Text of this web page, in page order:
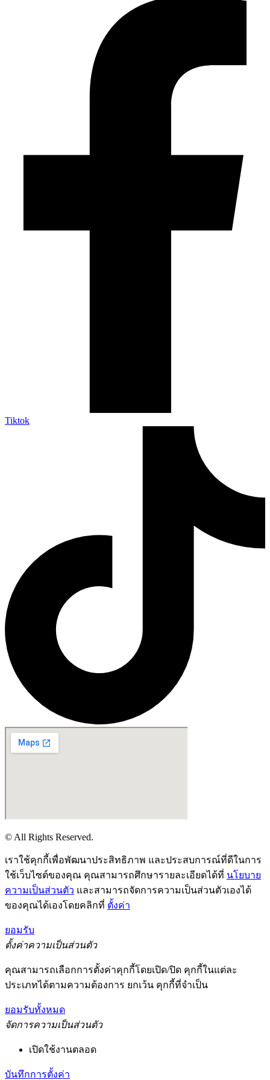
Tiktok
© All Rights Reserved.
เราใช้คุกกี้เพื่อพัฒนาประสิทธิภาพ และประสบการณ์ที่ดีในการ
ใช้เว็บไซต์ของคุณ คุณสามารถศึกษารายละเอียดได้ที่ นโยบาย
ความเป็นส่วนตัว และสามารถจัดการความเป็นส่วนตัวเองได้
ของคุณได้เองโดยคลิกที่ ตั้งค่า
ยอมรับ
ตั้งค่าความเป็นส่วนตัว
คุณสามารถเลือกการตั้งค่าคุกกี้โดยเปิด/ปิด คุกกี้ในแต่ละ
ประเภทได้ตามความต้องการ ยกเว้น คุกกี้ที่จำเป็น
ยอมรับทั้งหมด
จัดการความเป็นส่วนตัว
เปิดใช้งานตลอด
บันทึกการตั้งค่า